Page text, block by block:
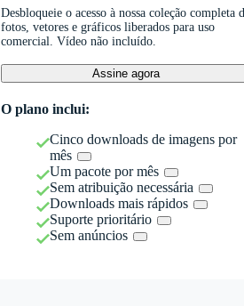
Desbloqueie o acesso à nossa coleção completa
fotos, vetores e gráficos liberados para uso
comercial. Vídeo não incluído.
Assine agora
O plano inclui:
Cinco downloads de imagens por
mês
Um pacote por mês
Sem atribuição necessária
Downloads mais rápidos
Suporte prioritário
Sem anúncios